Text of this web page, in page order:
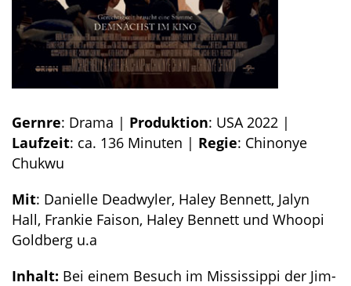
Gernre: Drama | Produktion: USA 2022 |
Laufzeit: ca. 136 Minuten | Regie: Chinonye
Chukwu
Mit: Danielle Deadwyler, Haley Bennett, Jalyn
Hall, Frankie Faison, Haley Bennett und Whoopi
Goldberg u.a
Inhalt: Bei einem Besuch im Mississippi der Jim-